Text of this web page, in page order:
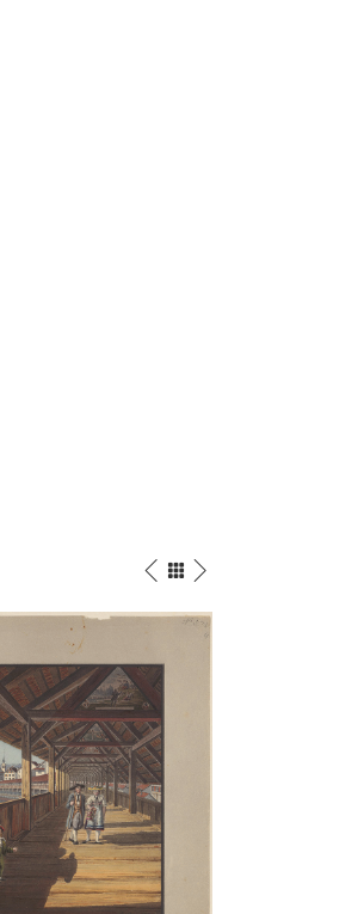
Die
Tellskapelle,
1819
Aquarell
/
Bleistift